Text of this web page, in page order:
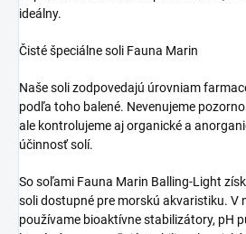
ideálny.
Čisté špeciálne soli Fauna Marin
Naše soli zodpovedajú úrovniam
podľa toho balené. Nevenujeme
ale kontrolujeme aj organické a
účinnosť solí.
So soľami Fauna Marin Balling-Light
soli dostupné pre morskú akvaristiku. V
používame bioaktívne stabilizátory, pH